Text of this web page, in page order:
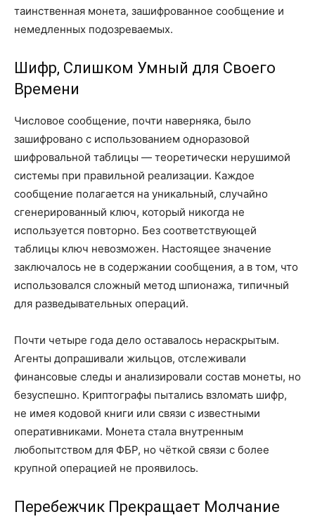
таинственная монета, зашифрованное сообщение и
немедленных подозреваемых.
Шифр, Слишком Умный для Своего
Времени
Числовое сообщение, почти наверняка, было
зашифровано с использованием одноразовой
шифровальной таблицы — теоретически нерушимой
системы при правильной реализации. Каждое
сообщение полагается на уникальный, случайно
сгенерированный ключ, который никогда не
используется повторно. Без соответствующей
таблицы ключ невозможен. Настоящее значение
заключалось не в содержании сообщения, а в том, что
использовался сложный метод шпионажа, типичный
для разведывательных операций.
Почти четыре года дело оставалось нераскрытым.
Агенты допрашивали жильцов, отслеживали
финансовые следы и анализировали состав монеты, но
безуспешно. Криптографы пытались взломать шифр,
не имея кодовой книги или связи с известными
оперативниками. Монета стала внутренным
любопытством для ФБР, но чёткой связи с более
крупной операцией не проявилось.
Перебежчик Прекращает Молчание